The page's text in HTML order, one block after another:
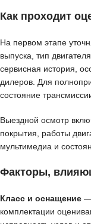
Как проходит
На первом этапе
выпуска, тип
сервисная история,
дилеров. Для
состояние
Выездной осмотр
покрытия, работы
мультимедиа и
Факторы,
Класс и оснащение —
комплектации